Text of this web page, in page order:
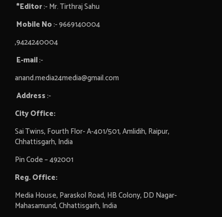
*Editor:- Mr. Tirthraj Sahu
Mobile No:- 9669140004
,9424240004
E-mail:-
anand.media24media@gmail.com
Address:-
City Office:
Sai Twins, Fourth Flor- A-401/501, Amlidih, Raipur,
Chhattisgarh, India
Pin Code – 492001
Reg. Office:
Media House, Paraskol Road, HB Colony, DD Nagar-
Mahasamund, Chhattisgarh, India